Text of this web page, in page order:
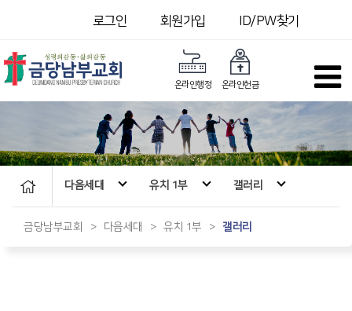
로그인 회원가입 ID/PW찾기
온라인행정 온라인헌금
다음세대 유치 1부 갤러리
금당남부교회 > 다음세대 > 유치 1부 > 갤러리